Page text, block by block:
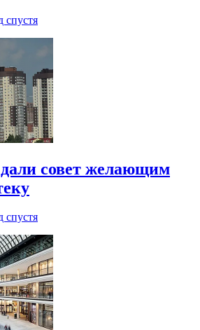
спустя
совет желающим
спустя